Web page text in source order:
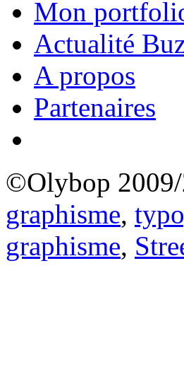
Mon
Actualité
A propos
Partenaires
©Olybop
graphisme,
graphisme,